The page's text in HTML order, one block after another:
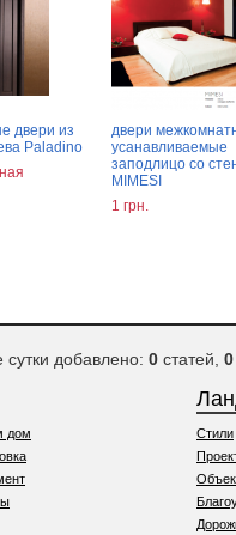
двери из
Paladino
двери
усанавливаемые
заподлицо со
MIMESI
1 грн.
добавлено: 0 статей, 0
дом
Стили